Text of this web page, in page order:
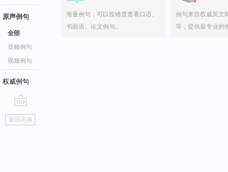
原声例句
全部
音频例句
视频例句
权威例句
go
top
返回词典
海量例句，可以按难度查看口语、
书面语、论文例句。
例句来自权威英文
等，提供最专业的